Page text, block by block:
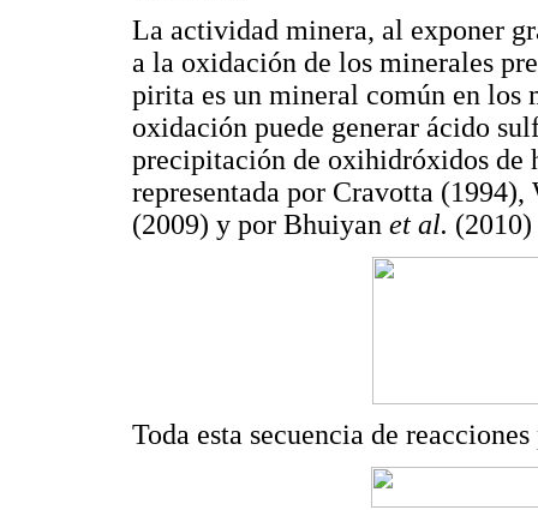
La actividad minera, al exponer
a la oxidación de los minerales
pirita es un mineral común en los
oxidación puede generar ácido
precipitación de oxihidróxidos de
representada por Cravotta
(2009) y por Bhuiyan et al.
Toda esta secuencia de